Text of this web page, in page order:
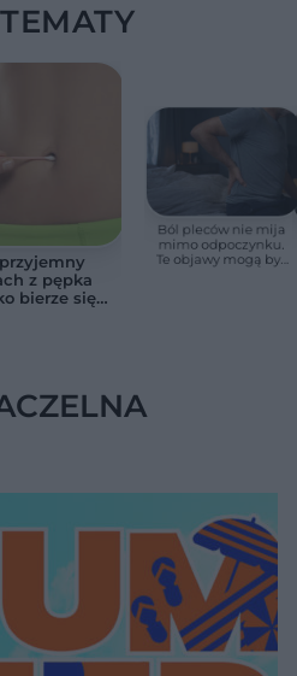
z pępka
bierze się
Ból pleców nie mija
mimo odpoczynku.
Te objawy mogą być